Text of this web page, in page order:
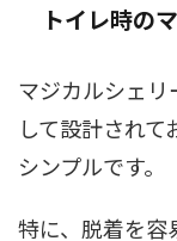
トイレ時の
マジカルシェ
して設計され
シンプルです。
特に、脱着を容